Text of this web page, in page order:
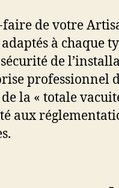
de votre
à chaque
de
professionnel
de la « totale
aux